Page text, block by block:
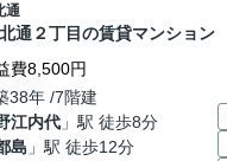
通
通２丁目の賃貸マンション
費8,500円
38年 /7階建
江内代 」駅 徒歩8分
島 」駅 徒歩12分